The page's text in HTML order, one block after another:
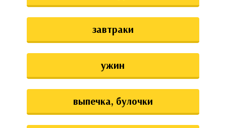
завтраки
ужин
выпечка, булочки